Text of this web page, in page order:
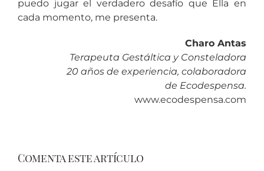
puedo jugar el verdadero desafío que Ella en
cada momento, me presenta.
Charo Antas
Terapeuta Gestáltica y Consteladora
20 años de experiencia, colaboradora
de Ecodespensa.
www.ecodespensa.com
Comenta este artículo